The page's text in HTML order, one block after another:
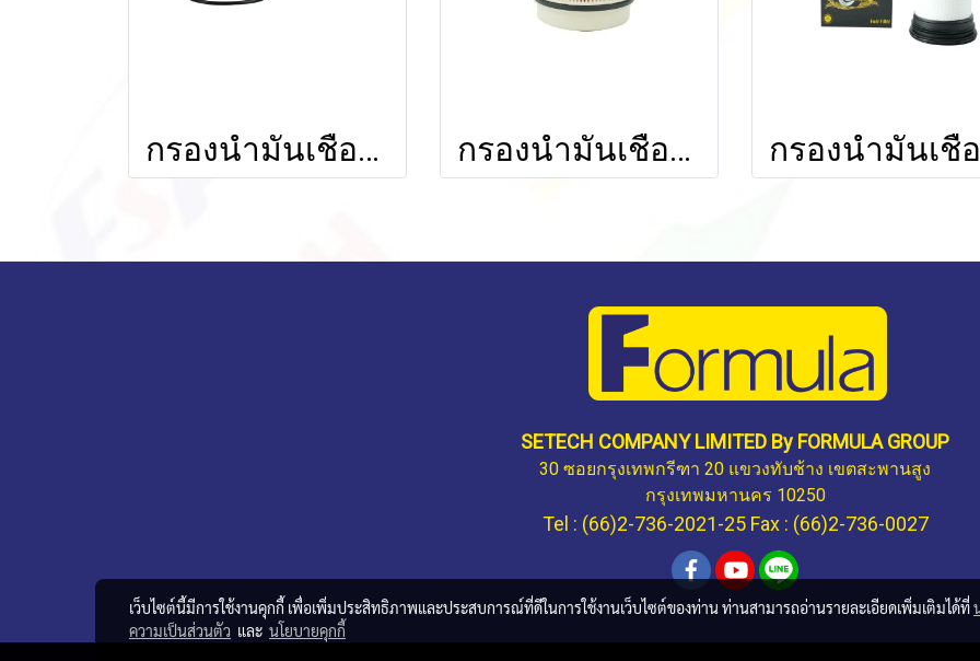
กรองน้ำมันเชื้อเพลิง FOR FORD RANGER'12-'18/ EVEREST 2.2L,3.2L/MAZDA BT-50 PRO กรองน้ำมันเชื้อเพลิง FOR HINO 300 INNOVATOR X (NO4C-VA)(XZU600R-HKMLKT3) (23390-78220, 23304-EV051, 23304-EV052)
SETECH COMPANY LIMITED By FORMULA GROUP
30 ซอยกรุงเทพกรีฑา 20 แขวงทับช้าง เขตสะพานสูง
กรุงเทพมหานคร 10250
Tel : (66)2-736-2021-25 Fax : (66)2-736-0027
เว็บไซต์นี้มีการใช้งานคุกกี้ เพื่อเพิ่มประสิทธิภาพและประสบการณ์ที่ดีในการใช้งานเว็บไซต์ของท่าน ท่านสามารถอ่านรายละเอียดเพิ่มเติมได้ที่
ความเป็นส่วนตัว และ นโยบายคุกกี้